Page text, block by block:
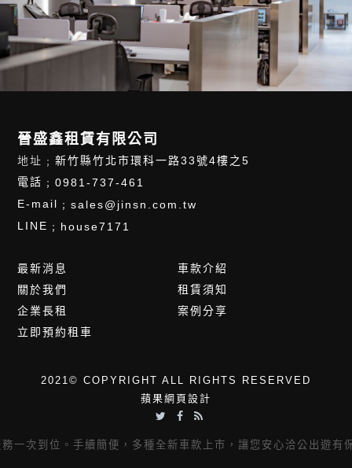
晉盛鑫租賃有限公司
地址﹔新竹縣竹北市環科一路33號4樓之5
電話﹔0981-737-461
E-mail﹔sales@jinsn.com.tw
LINE﹔ house7171
最新消息
車款介紹
關於我們
租賃須知
企業長租
案例分享
立即預約租車
2021© COPYRIGHT ALL RIGHTS RESERVED
蘋果網頁設計
一次到位。手續簡便，多種全新車款上市，讓您安心洽公出遊